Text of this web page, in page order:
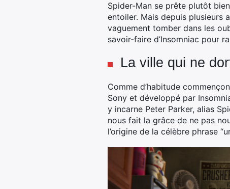
Spider-Man se prête plutôt
entoiler. Mais depuis plusieurs
vaguement tomber dans les
savoir-faire d’Insomniac pour
La ville qui ne
Comme d’habitude
Sony et développé par
y incarne Peter Parker, alias
nous fait la grâce de ne pas
l’origine de la célèbre phrase